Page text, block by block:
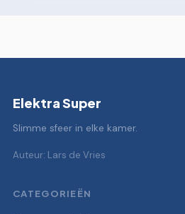
Elektra Super
Slimme sfeer in elke kamer.
Auteur: Lars de Vries
CATEGORIEËN